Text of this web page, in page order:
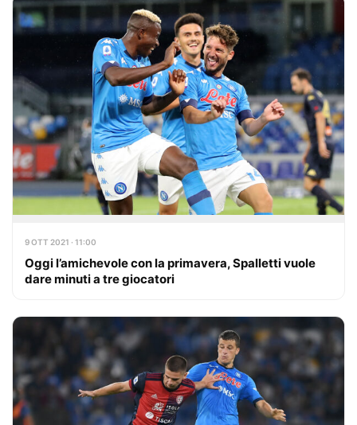
9 OTT 2021 · 11:00
Oggi l’amichevole con la primavera, Spalletti vuole
dare minuti a tre giocatori